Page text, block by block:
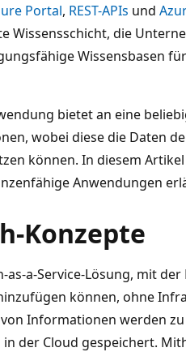
Portal, REST-APIs und
Wissensschicht, die
Wissensbasen
bietet an eine
wobei diese die Daten
können. In diesem
Anwendungen
Konzepte
as-a-Service-Lösung, mit
können, ohne
Informationen werden
der Cloud gespeichert.